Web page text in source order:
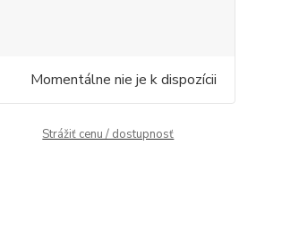
Momentálne nie je k dispozícii
Strážiť cenu / dostupnosť